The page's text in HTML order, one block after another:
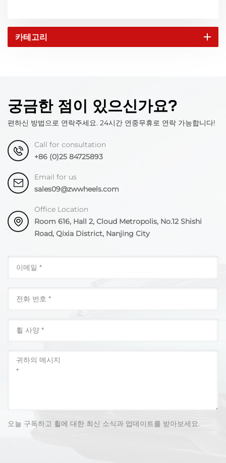
카테고리
궁금한 점이 있으신가요?
편하신 방법으로 연락주세요. 24시간 연중무휴로 연락 가능합니다!
Call for consultation
+86 (0)25 84725893
Email for us
sales09@zwwheels.com
Office Location
Room 616, Hall 2, Cloud Metropolis, No.12 Shishi
Road, Qixia District, Nanjing City
오늘 구독하고 휠에 대한 최신 소식과 업데이트를 받아보세요.